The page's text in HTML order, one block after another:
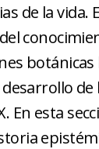
de la
de
En esta